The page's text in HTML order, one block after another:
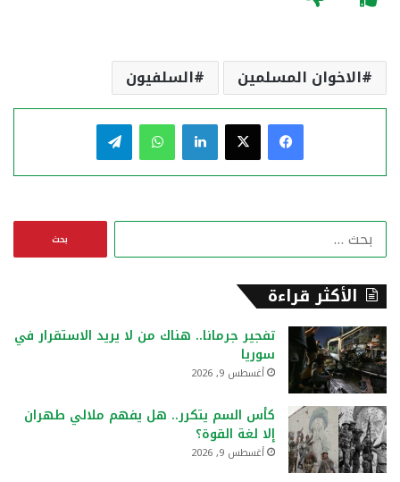
الاخوان المسلمين السلفيون
فيسبوك لينكدإن واتساب
ن
الأكثر قراءة
تفجير جرمانا.. هناك من لا يريد الاستقرار في
سوريا
أغسطس 9, 2026
كأس السم يتكرر.. هل يفهم ملالي طهران
إلا لغة القوة؟
أغسطس 9, 2026